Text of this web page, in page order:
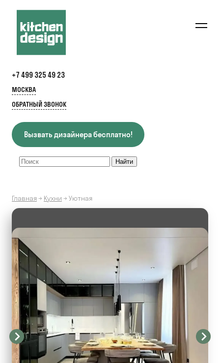
+7 499 325 49 23
МОСКВА
ОБРАТНЫЙ ЗВОНОК
Вызвать дизайнера бесплатно!
Главная→ Кухни → Уютная